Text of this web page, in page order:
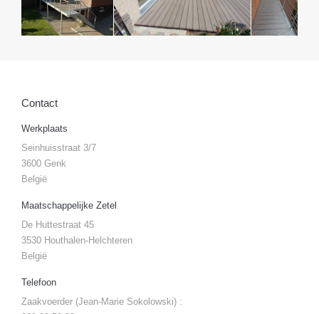
Contact
Werkplaats
Seinhuisstraat 3/7
3600 Genk
België
Maatschappelijke Zetel
De Huttestraat 45
3530 Houthalen-Helchteren
België
Telefoon
Zaakvoerder (Jean-Marie Sokolowski) :